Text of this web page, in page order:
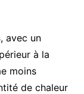
, avec un
à la
moins
de chaleur